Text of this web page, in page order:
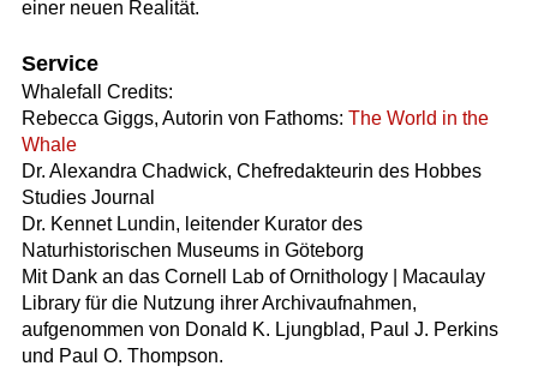
einer neuen Realität.
Service
Whalefall Credits:
Rebecca Giggs, Autorin von Fathoms: The World in the
Whale
Dr. Alexandra Chadwick, Chefredakteurin des Hobbes
Studies Journal
Dr. Kennet Lundin, leitender Kurator des
Naturhistorischen Museums in Göteborg
Mit Dank an das Cornell Lab of Ornithology | Macaulay
Library für die Nutzung ihrer Archivaufnahmen,
aufgenommen von Donald K. Ljungblad, Paul J. Perkins
und Paul O. Thompson.